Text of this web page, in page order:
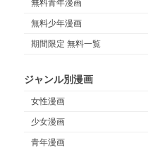
無料青年漫画
無料少年漫画
期間限定 無料一覧
ジャンル別漫画
女性漫画
少女漫画
青年漫画